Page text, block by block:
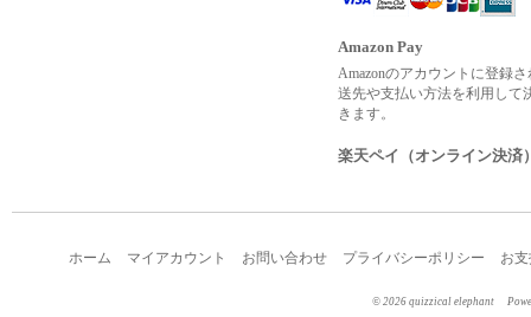
Amazon Pay
Amazonのアカウントに登録
送先や支払い方法を利用して
きます。
楽天ペイ（オンライン決済
ホーム マイアカウント お問い合わせ プライバシーポリシー お
©︎ 2026 quizzical elephant